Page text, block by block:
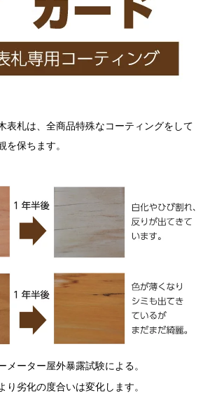
表札は、全商品特殊なコーティングをして
を保ちます。
ーター屋外暴露試験による。
劣化の度合いは変化します。